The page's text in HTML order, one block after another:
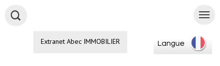
Extranet Abec IMMOBILIER Langue